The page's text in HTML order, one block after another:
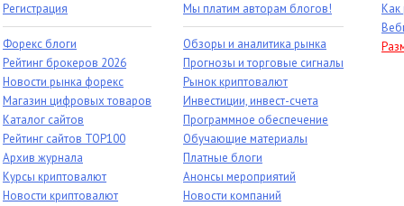
Регистрация
Форекс блоги
Рейтинг брокеров 2026
Новости рынка форекс
Магазин цифровых товаров
Каталог сайтов
Рейтинг сайтов TOP100
Архив журнала
Курсы криптовалют
Новости криптовалют
Мы платим авторам блогов!
Обзоры и аналитика рынка
Прогнозы и торговые сигналы
Рынок криптовалют
Инвестиции, инвест-счета
Программное обеспечение
Обучающие материалы
Платные блоги
Анонсы мероприятий
Новости компаний
Как